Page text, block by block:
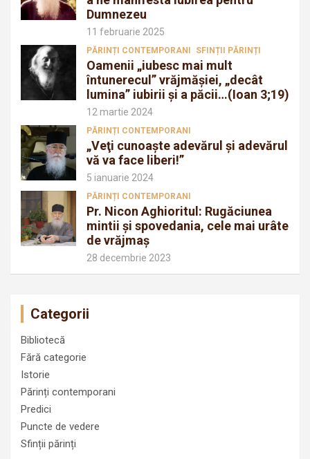
Dumnezeu
11 februarie 2025
PĂRINȚI CONTEMPORANI SFINȚII PĂRINȚI
Oamenii „iubesc mai mult
întunerecul” vrăjmăşiei, „decât
lumina” iubirii şi a păcii…(Ioan 3;19)
12 martie 2024
PĂRINȚI CONTEMPORANI
„Veţi cunoaşte adevărul şi adevărul
vă va face liberi!”
5 ianuarie 2024
PĂRINȚI CONTEMPORANI
Pr. Nicon Aghioritul: Rugăciunea
mintii și spovedania, cele mai urâte
de vrăjmaș
28 decembrie 2023
Categorii
Bibliotecă
Fără categorie
Istorie
Părinți contemporani
Predici
Puncte de vedere
Sfinții părinți